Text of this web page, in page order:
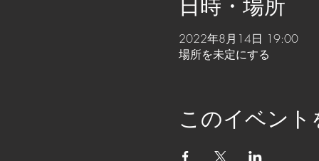
日時・場所
2022年8月14日 19:00
場所を未定にする
このイベント